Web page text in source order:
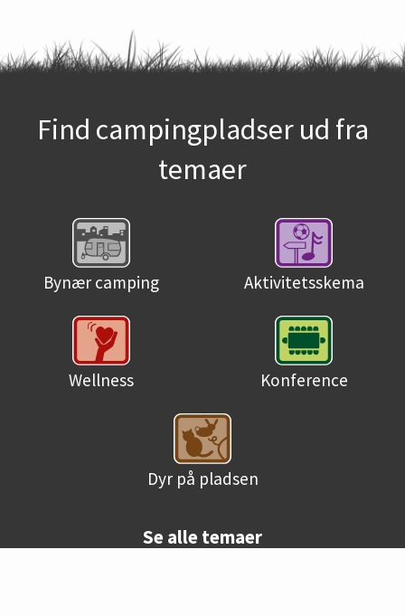
Find campingpladser ud fra
temaer
Bynær camping Aktivitetsskema
Wellness Konference
Dyr på pladsen
Se alle temaer